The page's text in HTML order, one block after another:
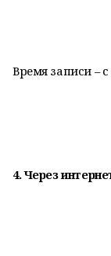
Время записи – с
4. Через